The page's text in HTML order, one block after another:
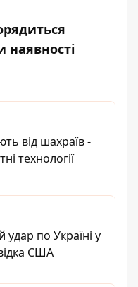
від шахраїв -
технології
по Україні у
США